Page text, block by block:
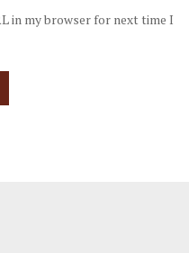
in my browser for next time I